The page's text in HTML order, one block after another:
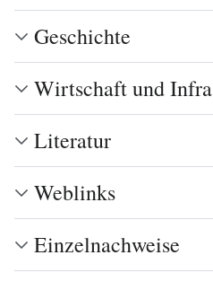
Geschichte
Wirtschaft und
Literatur
Weblinks
Einzelnachweise